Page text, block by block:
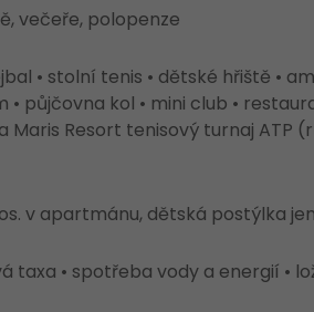
večeře, polopenze
• stolní tenis • dětské hřiště •
půjčovna kol • mini club •
Maris Resort tenisový turnaj ATP
v apartmánu, dětská postýlka jen
• spotřeba vody a energií •